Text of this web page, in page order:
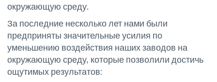
окружающую среду.
За последние несколько лет нами были
предприняты значительные усилия по
уменьшению воздействия наших заводов на
окружающую среду, которые позволили достичь
ощутимых результатов: